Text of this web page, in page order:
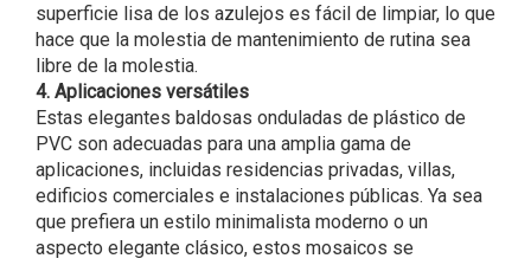
superficie lisa de los azulejos es fácil de limpiar, lo que
hace que la molestia de mantenimiento de rutina sea
libre de la molestia.
4. Aplicaciones versátiles
Estas elegantes baldosas onduladas de plástico de
PVC son adecuadas para una amplia gama de
aplicaciones, incluidas residencias privadas, villas,
edificios comerciales e instalaciones públicas. Ya sea
que prefiera un estilo minimalista moderno o un
aspecto elegante clásico, estos mosaicos se